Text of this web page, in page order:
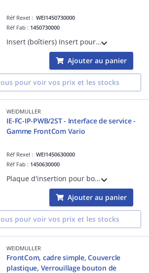
Réf Rexel :WEI1450730000
Réf Fab : 1450730000
Insert (boîtiers) Insert pour boîtier à composant. Interface de service - Gamme FrontCom Vario
Ajouter au panier
pour voir vos prix et les stocks
WEIDMULLER
IE-FC-IP-PWB/2ST - Interface de service -
Gamme FrontCom Vario
Réf Rexel :WEI1450630000
Réf Fab : 1450630000
Plaque d'insertion pour boîtiers, intégrée, Plaque d'insert, non blindé, 1x puissance, 2x données
Ajouter au panier
pour voir vos prix et les stocks
WEIDMULLER
FrontCom, cadre simple, Couvercle
plastique, Verrouillage bouton de